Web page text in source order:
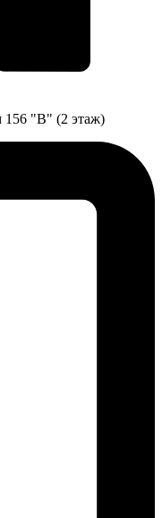
156 "В" (2 этаж)